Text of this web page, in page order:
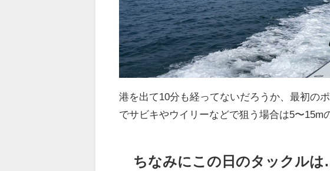
港を出て10分も経ってないだろうか、最初の
でサビキやウイリーなどで狙う場合は5〜15m
ちなみにこの日のタックル